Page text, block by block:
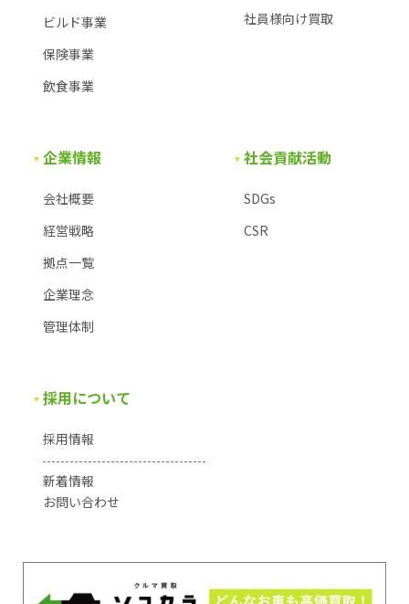
ビルド事業
保険事業
飲食事業
社員様向け買取
企業情報
会社概要
経営戦略
拠点一覧
企業理念
管理体制
社会貢献活動
SDGs
CSR
採用について
採用情報
新着情報
お問い合わせ